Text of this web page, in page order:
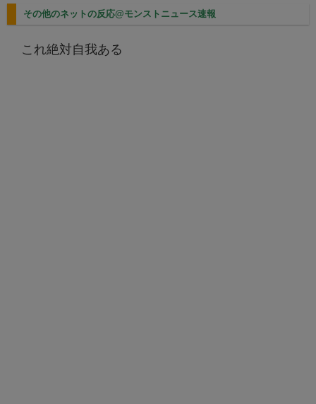
その他のネットの反応@モンストニュース速報
これ絶対自我ある